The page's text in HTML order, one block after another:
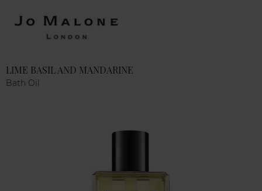
LIME BASIL AND MANDARINE
Bath Oil